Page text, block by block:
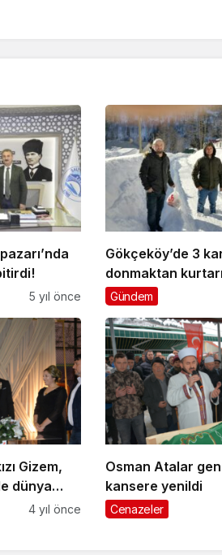
5 yıl önce
Gökçeköy’de 3
donmaktan
Gündem
Gizem,
dünya
4 yıl önce
Osman Atalar
kansere yenildi
Cenazeler